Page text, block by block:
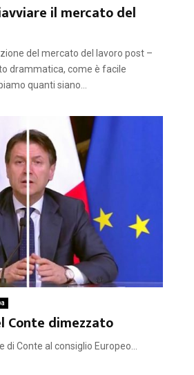
il mercato del
del mercato del lavoro post –
drammatica, come è facile
quanti siano...
Conte dimezzato
di Conte al consiglio Europeo...